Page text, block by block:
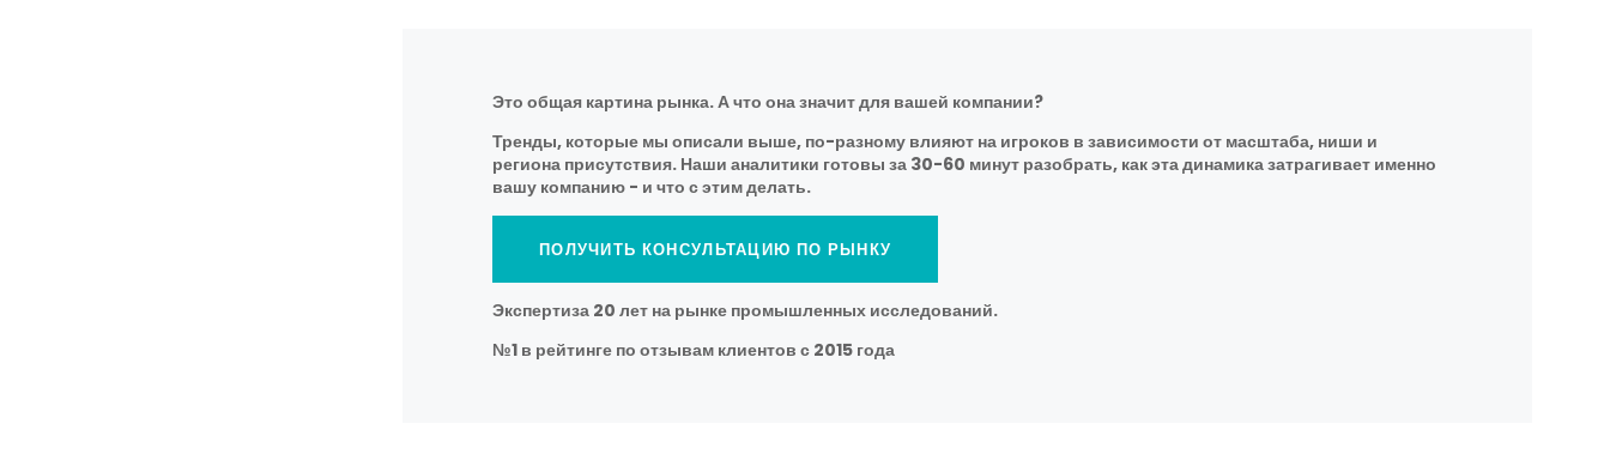
Это общая картина рынка. А что она значит для вашей компании?
Тренды, которые мы описали выше, по-разному влияют на игроков в зависимости от масштаба, ниши и
региона присутствия. Наши аналитики готовы за 30-60 минут разобрать, как эта динамика затрагивает именно
вашу компанию - и что с этим делать.
ПОЛУЧИТЬ КОНСУЛЬТАЦИЮ ПО РЫНКУ
Экспертиза 20 лет на рынке промышленных исследований.
№1 в рейтинге по отзывам клиентов с 2015 года